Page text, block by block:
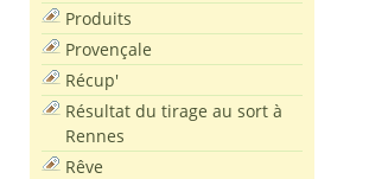
Produits
Provençale
Récup'
Résultat du tirage au sort à
Rennes
Rêve